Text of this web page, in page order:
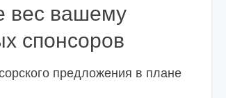
вес вашему
спонсоров
предложения в плане